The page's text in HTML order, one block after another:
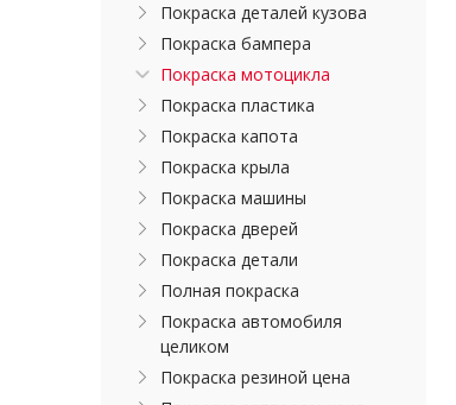
Покраска деталей кузова
Покраска бампера
Покраска мотоцикла
Покраска пластика
Покраска капота
Покраска крыла
Покраска машины
Покраска дверей
Покраска детали
Полная покраска
Покраска автомобиля
целиком
Покраска резиной цена